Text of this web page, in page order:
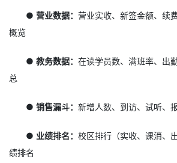
● 营业数据：营业实收、新签金额、续
概览
● 教务数据：在读学员数、满班率、出
总
● 销售漏斗：新增人数、到访、试听、
● 业绩排名：校区排行（实收、课消、
绩排名